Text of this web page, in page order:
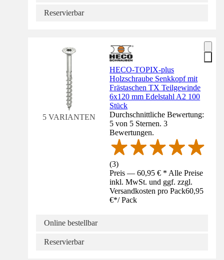
Reservierbar
5 VARIANTEN
HECO-TOPIX-plus
Holzschraube Senkkopf mit
Frästaschen TX Teilgewinde
6x120 mm Edelstahl A2 100
Stück
Durchschnittliche Bewertung:
5 von 5 Sternen. 3
Bewertungen.
(3)
Preis — 60,95 € * Alle Preise
inkl. MwSt. und ggf. zzgl.
Versandkosten pro Pack60,95
€*/ Pack
Online bestellbar
Reservierbar